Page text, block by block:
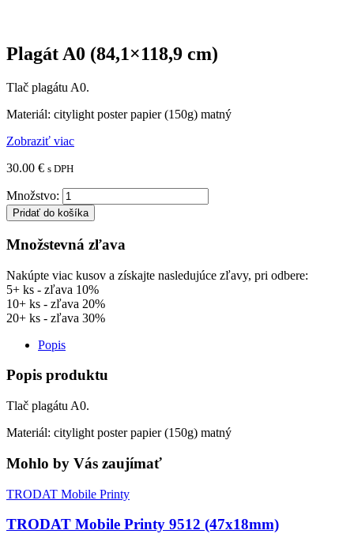
Plagát A0 (84,1×118,9 cm)
Tlač plagátu A0.
Materiál: citylight poster papier (150g) matný
Zobraziť viac
30.00 € s DPH
Množstvo:
Pridať do košíka
Množstevná zľava
Nakúpte viac kusov a získajte nasledujúce zľavy, pri odbere:
5+ ks - zľava 10%
10+ ks - zľava 20%
20+ ks - zľava 30%
Popis
Popis produktu
Tlač plagátu A0.
Materiál: citylight poster papier (150g) matný
Mohlo by Vás zaujímať
TRODAT Mobile Printy
TRODAT Mobile Printy 9512 (47x18mm)